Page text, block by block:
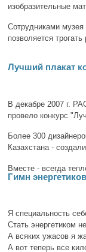
изобразительные
Сотрудниками
позволяется трогать
Лучший плакат
В декабре 2007 г.
провело конкурс
Более 300
Казахстана -
Вместе - всегда
Гимн энергетиков
Я специальность
Стать энергетиком
А всяких ужасов я
А вот теперь все